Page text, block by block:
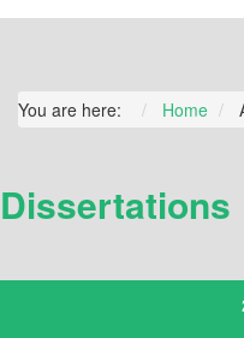
You are here: Home
Dissertations